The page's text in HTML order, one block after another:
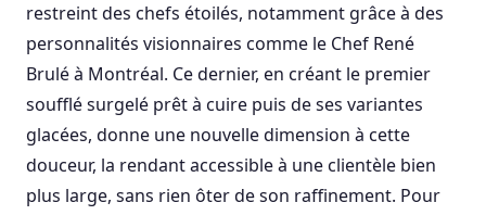
restreint des chefs étoilés, notamment grâce à des
personnalités visionnaires comme le Chef René
Brulé à Montréal. Ce dernier, en créant le premier
soufflé surgelé prêt à cuire puis de ses variantes
glacées, donne une nouvelle dimension à cette
douceur, la rendant accessible à une clientèle bien
plus large, sans rien ôter de son raffinement. Pour